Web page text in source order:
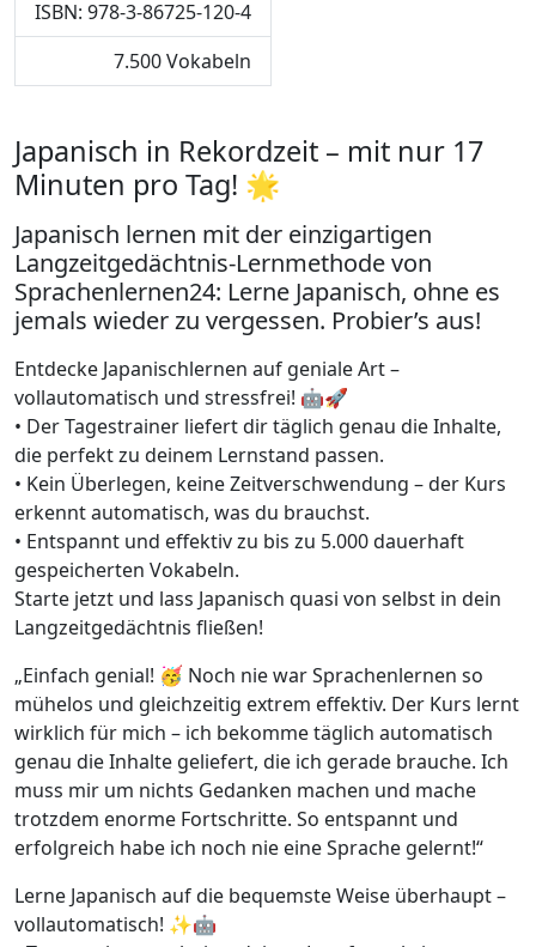
ISBN: 978-3-86725-120-4
7.500 Vokabeln
Japanisch in Rekordzeit – mit nur 17
Minuten pro Tag! 🌟
Japanisch lernen mit der einzigartigen
Langzeitgedächtnis-Lernmethode von
Sprachenlernen24: Lerne Japanisch, ohne es
jemals wieder zu vergessen. Probier’s aus!
Entdecke Japanischlernen auf geniale Art –
vollautomatisch und stressfrei! 🤖🚀
• Der Tagestrainer liefert dir täglich genau die Inhalte,
die perfekt zu deinem Lernstand passen.
• Kein Überlegen, keine Zeitverschwendung – der Kurs
erkennt automatisch, was du brauchst.
• Entspannt und effektiv zu bis zu 5.000 dauerhaft
gespeicherten Vokabeln.
Starte jetzt und lass Japanisch quasi von selbst in dein
Langzeitgedächtnis fließen!
„Einfach genial! 🥳 Noch nie war Sprachenlernen so
mühelos und gleichzeitig extrem effektiv. Der Kurs lernt
wirklich für mich – ich bekomme täglich automatisch
genau die Inhalte geliefert, die ich gerade brauche. Ich
muss mir um nichts Gedanken machen und mache
trotzdem enorme Fortschritte. So entspannt und
erfolgreich habe ich noch nie eine Sprache gelernt!“
Lerne Japanisch auf die bequemste Weise überhaupt –
vollautomatisch! ✨🤖